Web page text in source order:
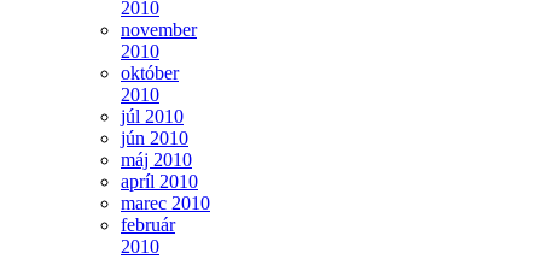
2010
november
2010
október
2010
júl 2010
jún 2010
máj 2010
apríl 2010
marec 2010
február
2010